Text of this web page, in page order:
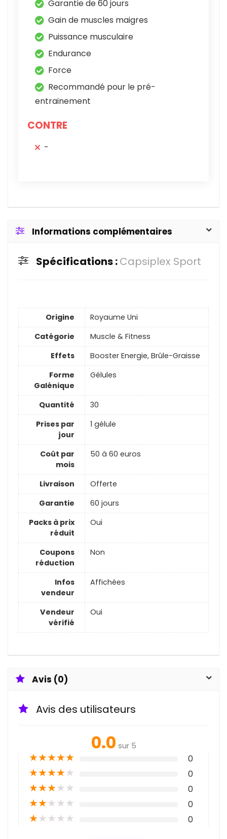
Garantie de 60 jours
Gain de muscles maigres
Puissance musculaire
Endurance
Force
Recommandé pour le pré-
entrainement
CONTRE
-
Informations complémentaires
Spécifications :Capsiplex Sport
Origine
Royaume Uni
Catégorie
Muscle & Fitness
Effets
Booster Energie, Brûle-Graisse
Forme
Galénique
Gélules
Quantité
30
Prises par
jour
1 gélule
Coût par
mois
50 à 60 euros
Livraison
Offerte
Garantie
60 jours
Packs à prix
réduit
Oui
Coupons
réduction
Non
Infos
vendeur
Affichées
Vendeur
vérifié
Oui
Avis (0)
Avis des utilisateurs
0.0 sur 5
★★★★★ 0
★★★★★ 0
★★★★★ 0
★★★★★ 0
★★★★★ 0